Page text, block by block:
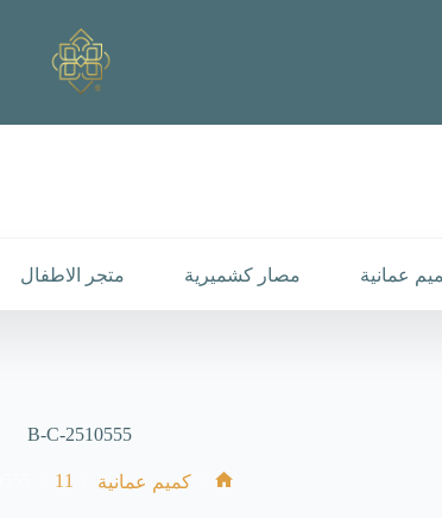
عمانية مصار كشميرية متجر الاطفال
B-C-2510555
كميم عمانية 11